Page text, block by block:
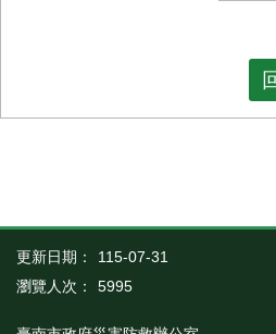
更新日期：
115-07-31
瀏覽人次：
5995